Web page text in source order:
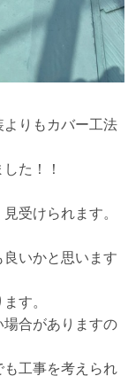
りもカバー工法
た！！
受けられます。
いかと思います
す。
合がありますの
工事を考えられ